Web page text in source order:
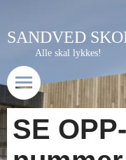
SANDVED
Alle skal lykkes!
SE